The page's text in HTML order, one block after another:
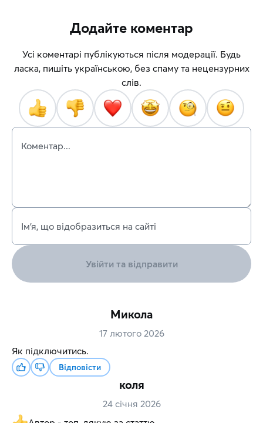
Додайте коментар
Усі коментарі публікуються після модерації. Будь
ласка, пишіть українською, без спаму та нецензурних
слів.
Коментар...
Ім’я, що відобразиться на сайті
Увійти та відправити
Микола
17 лютого 2026
Як підключитись.
Відповісти
коля
24 січня 2026